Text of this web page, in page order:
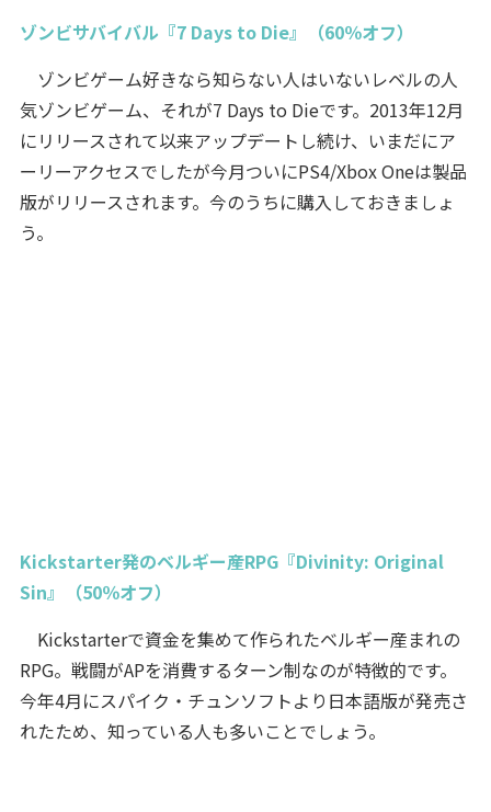
ゾンビサバイバル『7 Days to Die』（60％オフ）
ゾンビゲーム好きなら知らない人はいないレベルの人
気ゾンビゲーム、それが7 Days to Dieです。2013年12月
にリリースされて以来アップデートし続け、いまだにア
ーリーアクセスでしたが今月ついにPS4/Xbox Oneは製品
版がリリースされます。今のうちに購入しておきましょ
う。
Kickstarter発のベルギー産RPG『Divinity: Original
Sin』（50％オフ）
Kickstarterで資金を集めて作られたベルギー産まれの
RPG。戦闘がAPを消費するターン制なのが特徴的です。
今年4月にスパイク・チュンソフトより日本語版が発売さ
れたため、知っている人も多いことでしょう。